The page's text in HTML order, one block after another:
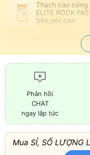
Thạch cao cứng
ELITE ROCK
bền nén cao
Đã bán: 352
Thạch cao chỉnh
SNOW ROCK
Khô sau 10 phút
Đã bán: 496
Thạch cao Dental
Stone Type 3
Snowrock - Màu
Neon Yellow
Đã bán: 184
Thạch cao Snow
LAB STONE
Độ cứng 55 Mpa
Đã bán: 711
Thạch cao ELITE
ORTHO WHITE
Phản hồi
CHAT
ngay lập tức
Mua SỈ, SỐ LƯỢNG